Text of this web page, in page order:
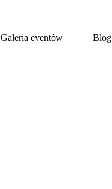
Galeria eventów Blog